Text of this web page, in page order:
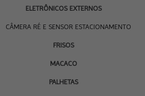
ELETRÔNICOS EXTERNOS
CÂMERA RÉ E SENSOR ESTACIONAMENTO
FRISOS
MACACO
PALHETAS